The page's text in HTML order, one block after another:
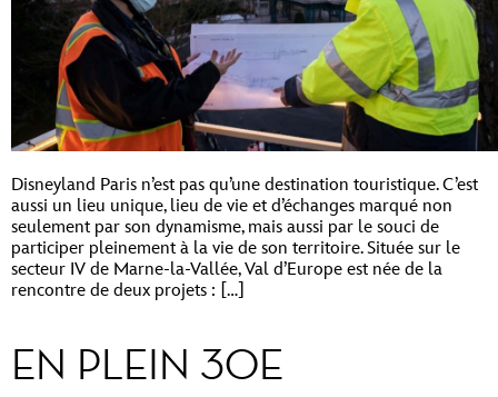
Disneyland Paris n’est pas qu’une destination touristique. C’est
aussi un lieu unique, lieu de vie et d’échanges marqué non
seulement par son dynamisme, mais aussi par le souci de
participer pleinement à la vie de son territoire. Située sur le
secteur IV de Marne-la-Vallée, Val d’Europe est née de la
rencontre de deux projets : […]
EN PLEIN 30E